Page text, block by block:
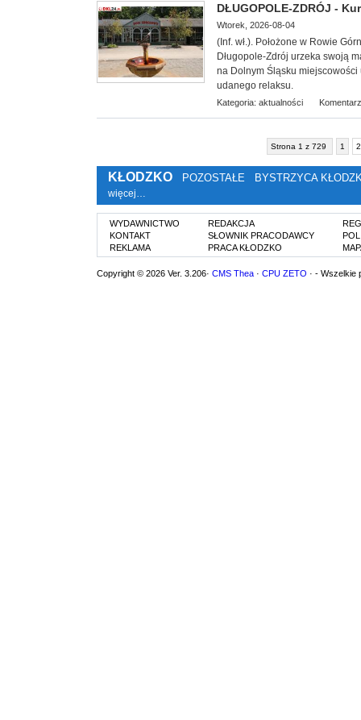
DŁUGOPOLE-ZDRÓJ -
Wtorek, 2026-08-04
(Inf. wł.). Położone w Rowie
Długopole-Zdrój urzeka swoją
na Dolnym Śląsku
udanego relaksu.
Kategoria: aktualności
Strona 1 z 729 1 2
KŁODZKO POZOSTAŁE BYSTRZYCA
więcej…
WYDAWNICTWO
KONTAKT
REKLAMA
REDAKCJA
SŁOWNIK PRACODAWCY
PRACA KŁODZKO
Copyright © 2026 Ver. 3.206· CMS Thea · CPU ZETO · - Wszelkie